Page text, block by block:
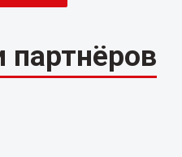
партнёров